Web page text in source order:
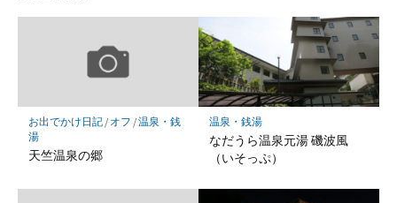
ー
ク
保
存
お出でかけ日記/ オフ /温泉・銭
湯
天竺温泉の郷
温泉・銭湯
なだうら温泉元湯 磯波風
（いそっぷ）